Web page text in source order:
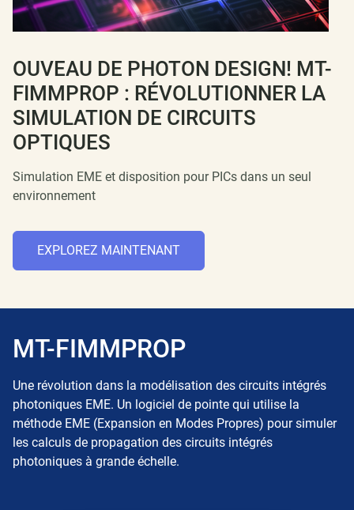
OUVEAU DE PHOTON DESIGN! MT-
FIMMPROP : RÉVOLUTIONNER LA
SIMULATION DE CIRCUITS
OPTIQUES
Simulation EME et disposition pour PICs dans un seul
environnement
EXPLOREZ MAINTENANT
MT-FIMMPROP
Une révolution dans la modélisation des circuits intégrés
photoniques EME. Un logiciel de pointe qui utilise la
méthode EME (Expansion en Modes Propres) pour simuler
les calculs de propagation des circuits intégrés
photoniques à grande échelle.